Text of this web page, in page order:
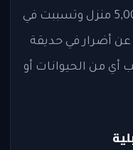
حيث دمرت العواصف أكثر من 5,000 منزل وتسببت في
أضرار في حديقة
من الحيوانات أو